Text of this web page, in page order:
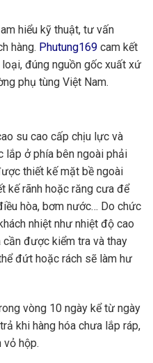
hiểu kỹ thuật, tư vấn
hàng. Phutung169 cam kết
đúng nguồn gốc xuất xứ
phụ tùng Việt Nam.
su cao cấp chịu lực và
lắp ở phía bên ngoài phải
thiết kế mặt bề ngoài
kế rãnh hoặc răng cưa để
hòa, bơm nước… Do chức
nhiệt như nhiệt độ cao
được kiểm tra và thay
đứt hoặc rách sẽ làm hư
vòng 10 ngày kể từ ngày
khi hàng hóa chưa lắp ráp,
vỏ hộp.